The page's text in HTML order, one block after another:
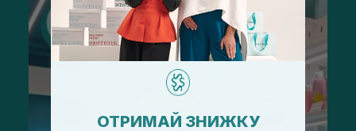
ОТРИМАЙ ЗНИЖКУ